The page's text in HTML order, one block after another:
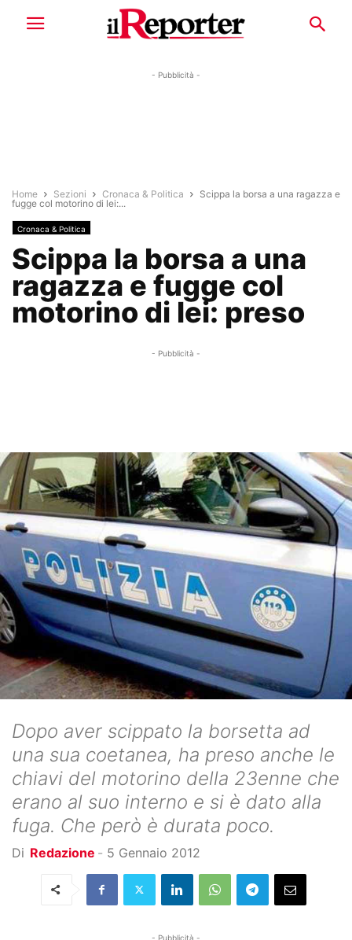
- Pubblicità -
Home Sezioni Cronaca & Politica
Scippa la borsa a una ragazza e
fugge col motorino di lei:...
Cronaca & Politica
Scippa la borsa a una
ragazza e fugge col
motorino di lei: preso
- Pubblicità -
Dopo aver scippato la borsetta ad
una sua coetanea, ha preso anche le
chiavi del motorino della 23enne che
erano al suo interno e si è dato alla
fuga. Che però è durata poco.
Di Redazione - 5 Gennaio 2012
- Pubblicità -